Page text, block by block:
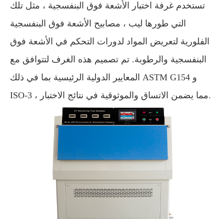
تستخدم غرفة اختبار الأشعة فوق البنفسجية ، مثل تلك
التي طورها ليب ، مصابيح الأشعة فوق البنفسجية
الفلورية لتعريض المواد لدورات التحكم في الأشعة فوق
البنفسجية والرطوبة. تم تصميم هذه الغرف لتتوافق مع
المعايير الدولية الرئيسية بما في ذلك ASTM G154 و
ISO-3 ، مما يضمن الاتساق والموثوقية في نتائج الاختبار.